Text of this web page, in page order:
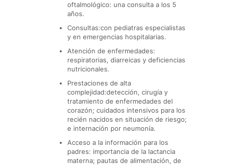
oftalmológico: una consulta a los 5
años.
Consultas:con pediatras especialistas
y en emergencias hospitalarias.
Atención de enfermedades:
respiratorias, diarreicas y deficiencias
nutricionales.
Prestaciones de alta
complejidad:detección, cirugía y
tratamiento de enfermedades del
corazón; cuidados intensivos para los
recién nacidos en situación de riesgo;
e internación por neumonía.
Acceso a la información para los
padres: importancia de la lactancia
materna; pautas de alimentación, de